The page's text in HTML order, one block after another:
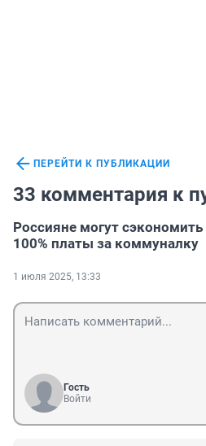
ПЕРЕЙТИ К ПУБЛИКАЦИИ
33 комментария к
Россияне могут сэкономить
100% платы за коммуналку
1 июля 2025, 13:33
Гость
Войти